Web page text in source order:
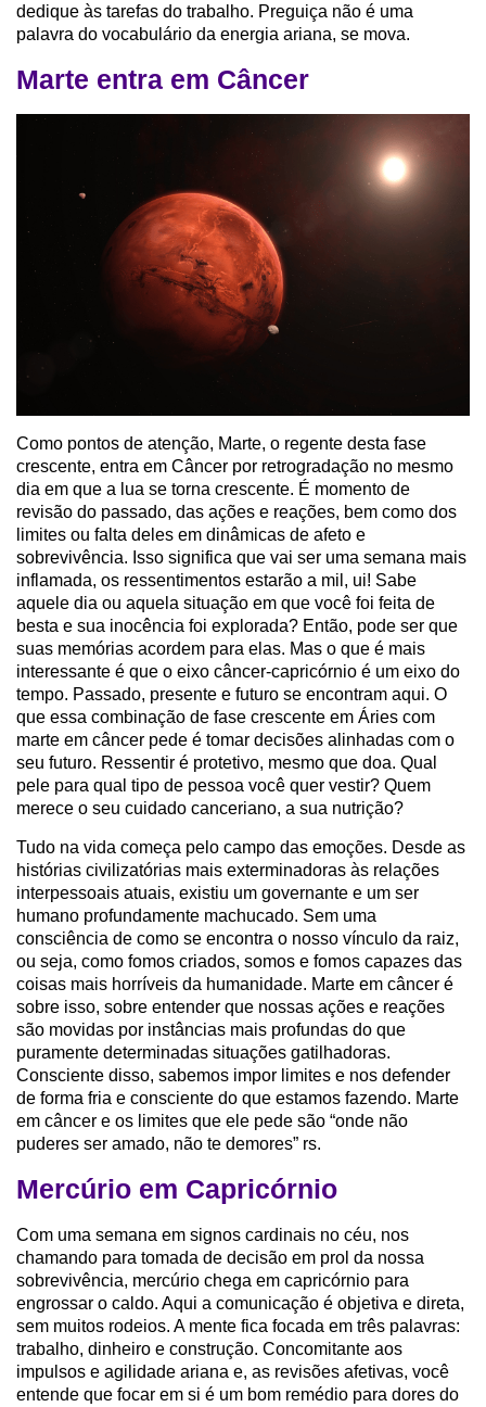
dedique às tarefas do trabalho. Preguiça não é uma
palavra do vocabulário da energia ariana, se mova.
Marte entra em Câncer
Como pontos de atenção, Marte, o regente desta fase
crescente, entra em Câncer por retrogradação no mesmo
dia em que a lua se torna crescente. É momento de
revisão do passado, das ações e reações, bem como dos
limites ou falta deles em dinâmicas de afeto e
sobrevivência. Isso significa que vai ser uma semana mais
inflamada, os ressentimentos estarão a mil, ui! Sabe
aquele dia ou aquela situação em que você foi feita de
besta e sua inocência foi explorada? Então, pode ser que
suas memórias acordem para elas. Mas o que é mais
interessante é que o eixo câncer-capricórnio é um eixo do
tempo. Passado, presente e futuro se encontram aqui. O
que essa combinação de fase crescente em Áries com
marte em câncer pede é tomar decisões alinhadas com o
seu futuro. Ressentir é protetivo, mesmo que doa. Qual
pele para qual tipo de pessoa você quer vestir? Quem
merece o seu cuidado canceriano, a sua nutrição?
Tudo na vida começa pelo campo das emoções. Desde as
histórias civilizatórias mais exterminadoras às relações
interpessoais atuais, existiu um governante e um ser
humano profundamente machucado. Sem uma
consciência de como se encontra o nosso vínculo da raiz,
ou seja, como fomos criados, somos e fomos capazes das
coisas mais horríveis da humanidade. Marte em câncer é
sobre isso, sobre entender que nossas ações e reações
são movidas por instâncias mais profundas do que
puramente determinadas situações gatilhadoras.
Consciente disso, sabemos impor limites e nos defender
de forma fria e consciente do que estamos fazendo. Marte
em câncer e os limites que ele pede são “onde não
puderes ser amado, não te demores” rs.
Mercúrio em Capricórnio
Com uma semana em signos cardinais no céu, nos
chamando para tomada de decisão em prol da nossa
sobrevivência, mercúrio chega em capricórnio para
engrossar o caldo. Aqui a comunicação é objetiva e direta,
sem muitos rodeios. A mente fica focada em três palavras:
trabalho, dinheiro e construção. Concomitante aos
impulsos e agilidade ariana e, as revisões afetivas, você
entende que focar em si é um bom remédio para dores do